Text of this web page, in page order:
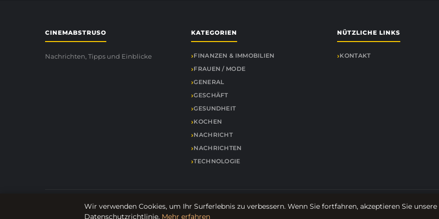
CINEMABSTRUSO
Nachrichten, Tipps und Einblicke
KATEGORIEN
FINANZEN & IMMOBILIEN
FRAUEN / MODE
GENERAL
GESCHÄFT
GESUNDHEIT
KOCHEN
NACHRICHT
NACHRICHTEN
TECHNOLOGIE
NÜTZLICHE LINKS
KONTAKT
© 2026 Cinemabstruso. Alle Rechte vorbehalten.
Wir verwenden Cookies, um Ihr Surferlebnis zu verbessern. Wenn Sie fortfahren, akzeptieren Sie unsere
Datenschutzrichtlinie. Mehr erfahren